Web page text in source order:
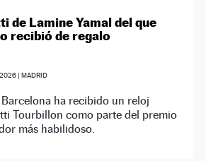
de Lamine Yamal del que
recibió de regalo
| MADRID
Barcelona ha recibido un reloj
Tourbillon como parte del premio
más habilidoso.